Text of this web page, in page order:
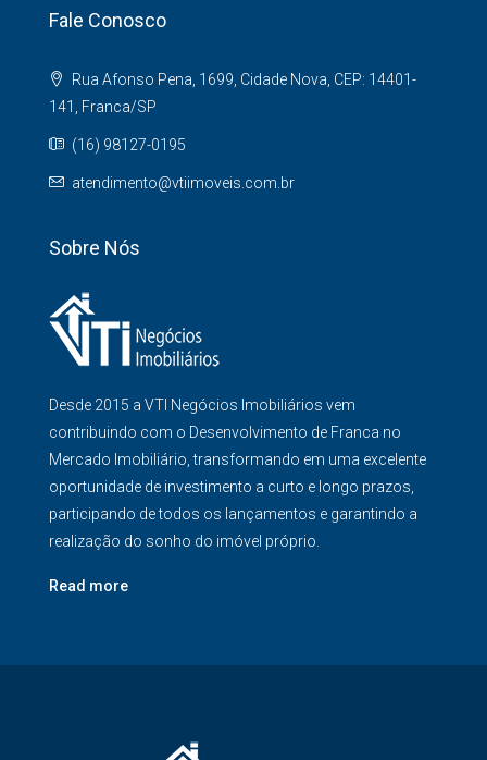
Fale Conosco
Rua Afonso Pena, 1699, Cidade Nova, CEP: 14401-
141, Franca/SP
(16) 98127-0195
atendimento@vtiimoveis.com.br
Sobre Nós
Desde 2015 a VTI Negócios Imobiliários vem
contribuindo com o Desenvolvimento de Franca no
Mercado Imobiliário, transformando em uma excelente
oportunidade de investimento a curto e longo prazos,
participando de todos os lançamentos e garantindo a
realização do sonho do imóvel próprio.
Read more